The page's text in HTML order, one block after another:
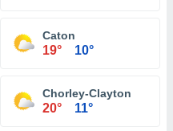
Caton
19° 10°
Chorley-Clayton
20° 11°